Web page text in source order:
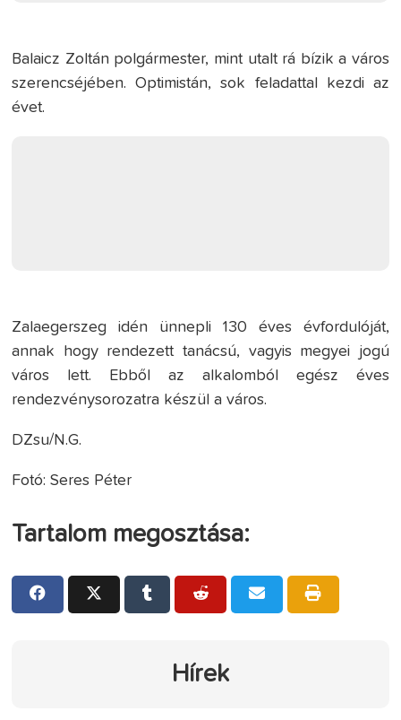
Balaicz Zoltán polgármester, mint utalt rá bízik a város
szerencséjében. Optimistán, sok feladattal kezdi az
évet.
Zalaegerszeg idén ünnepli 130 éves évfordulóját,
annak hogy rendezett tanácsú, vagyis megyei jogú
város lett. Ebből az alkalomból egész éves
rendezvénysorozatra készül a város.
DZsu/N.G.
Fotó: Seres Péter
Tartalom megosztása:
Hírek